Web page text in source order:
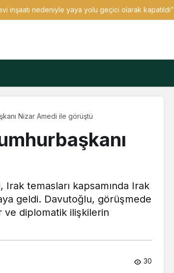
inşaatı nedeniyle yaya yolu geçici olarak kapatıldı”
Nizar Amedi ile görüştü
temasları kapsamında Irak
geldi. Davutoğlu, görüşmede
ve diplomatik ilişkilerin
30